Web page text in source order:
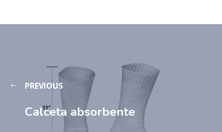
PREVIOUS
Calceta absorbente